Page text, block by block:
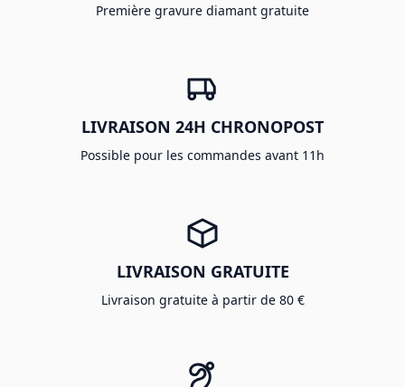
Première gravure diamant gratuite
LIVRAISON 24H CHRONOPOST
Possible pour les commandes avant 11h
LIVRAISON GRATUITE
Livraison gratuite à partir de 80 €